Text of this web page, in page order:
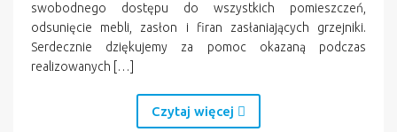
swobodnego dostępu do wszystkich pomieszczeń,
odsunięcie mebli, zasłon i firan zasłaniających grzejniki.
Serdecznie dziękujemy za pomoc okazaną podczas
realizowanych […]
Czytaj więcej